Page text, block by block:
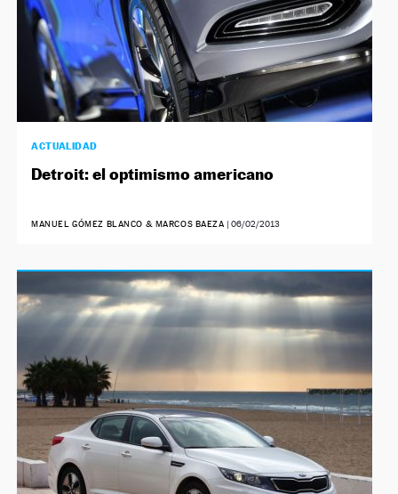
ACTUALIDAD
Detroit: el optimismo americano
MANUEL GÓMEZ BLANCO & MARCOS BAEZA | 06/02/2013